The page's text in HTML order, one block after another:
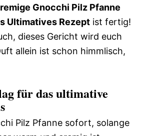
Gnocchi Pilz Pfanne
Ultimatives Rezept ist fertig!
dieses Gericht wird euch
allein ist schon himmlisch,
für das ultimative
Pilz Pfanne sofort, solange